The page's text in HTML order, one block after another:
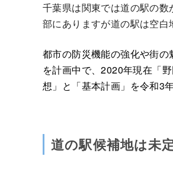
千葉県は関東では道の駅の
部にありますが道の駅は空白
都市の防災機能の強化や街
を計画中で、2020年現在「
想」と「基本計画」を令和3
道の駅候補地は未